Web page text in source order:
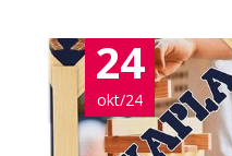
24
okt/24